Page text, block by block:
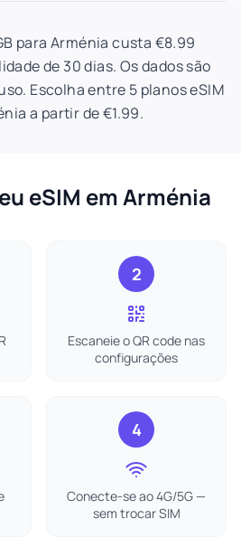
para Arménia custa €8.99
de 30 dias. Os dados são
Escolha entre 5 planos eSIM
a partir de €1.99.
eSIM em Arménia
2
Escaneie o QR code nas
configurações
4
Conecte-se ao 4G/5G —
sem trocar SIM